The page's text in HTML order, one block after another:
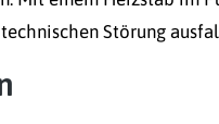
Störung